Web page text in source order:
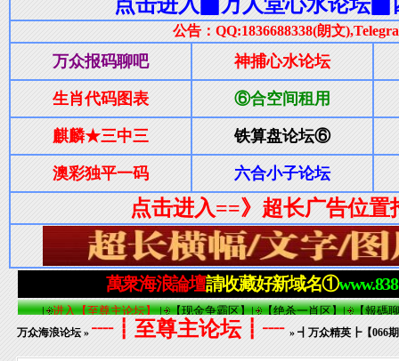
万众海浪论坛»┈┋至尊主论坛┋┈» ┫万众精英┣【